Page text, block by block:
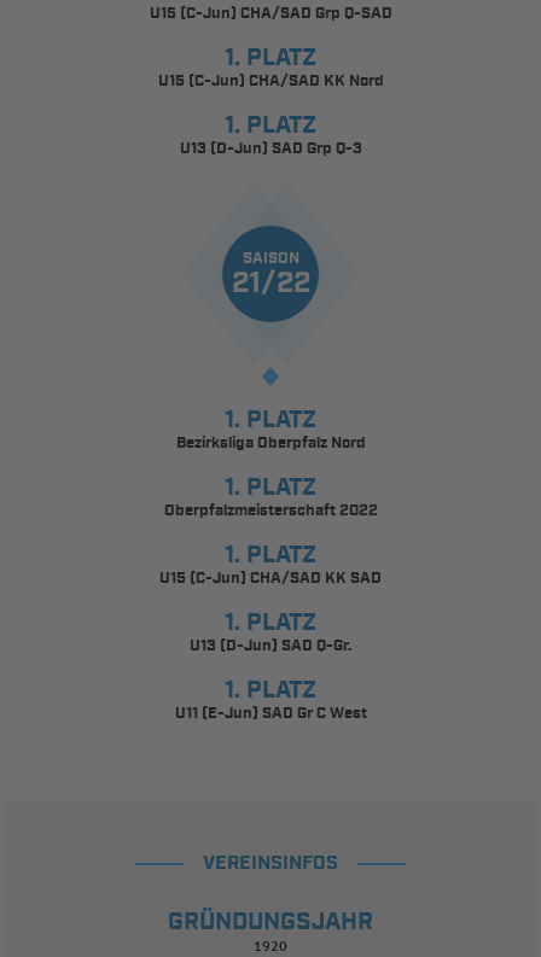
U15 (C-Jun) CHA/SAD Grp Q-SAD
1. PLATZ
U15 (C-Jun) CHA/SAD KK Nord
1. PLATZ
U13 (D-Jun) SAD Grp Q-3
SAISON
21/22
1. PLATZ
Bezirksliga Oberpfalz Nord
1. PLATZ
Oberpfalzmeisterschaft 2022
1. PLATZ
U15 (C-Jun) CHA/SAD KK SAD
1. PLATZ
U13 (D-Jun) SAD Q-Gr.
1. PLATZ
U11 (E-Jun) SAD Gr C West
VEREINSINFOS
GRÜNDUNGSJAHR
1920